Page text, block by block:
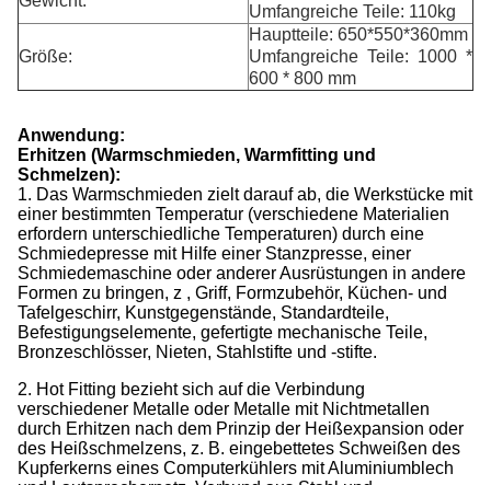
Umfangreiche Teile: 110kg
Größe:
Hauptteile: 650*550*360mm
Umfangreiche Teile: 1000 *
600 * 800 mm
Anwendung:
Erhitzen (Warmschmieden, Warmfitting und
Schmelzen):
1. Das Warmschmieden zielt darauf ab, die Werkstücke mit
einer bestimmten Temperatur (verschiedene Materialien
erfordern unterschiedliche Temperaturen) durch eine
Schmiedepresse mit Hilfe einer Stanzpresse, einer
Schmiedemaschine oder anderer Ausrüstungen in andere
Formen zu bringen, z , Griff, Formzubehör, Küchen- und
Tafelgeschirr, Kunstgegenstände, Standardteile,
Befestigungselemente, gefertigte mechanische Teile,
Bronzeschlösser, Nieten, Stahlstifte und -stifte.
2. Hot Fitting bezieht sich auf die Verbindung
verschiedener Metalle oder Metalle mit Nichtmetallen
durch Erhitzen nach dem Prinzip der Heißexpansion oder
des Heißschmelzens, z. B. eingebettetes Schweißen des
Kupferkerns eines Computerkühlers mit Aluminiumblech